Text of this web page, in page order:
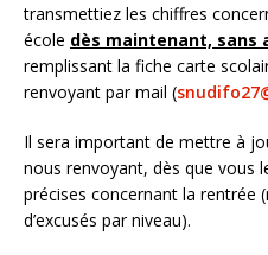
transmettiez les chiffres
école dès maintenant,
remplissant la fiche carte
renvoyant par mail (
Il sera important de mettre à
nous renvoyant, dès que vous
précises concernant la rentrée
d’excusés par niveau).